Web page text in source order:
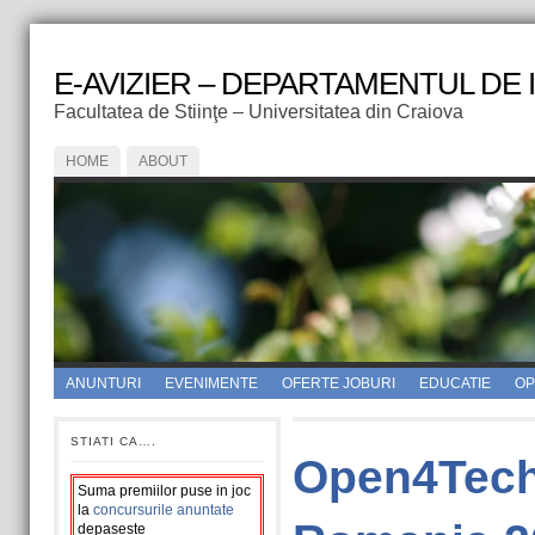
E-AVIZIER – DEPARTAMENTUL DE
Facultatea de Stiinţe – Universitatea din Craiova
HOME ABOUT
ANUNTURI EVENIMENTE OFERTE JOBURI EDUCATIE
STIATI CA….
Suma premiilor puse in joc
la concursurile anuntate
depaseste